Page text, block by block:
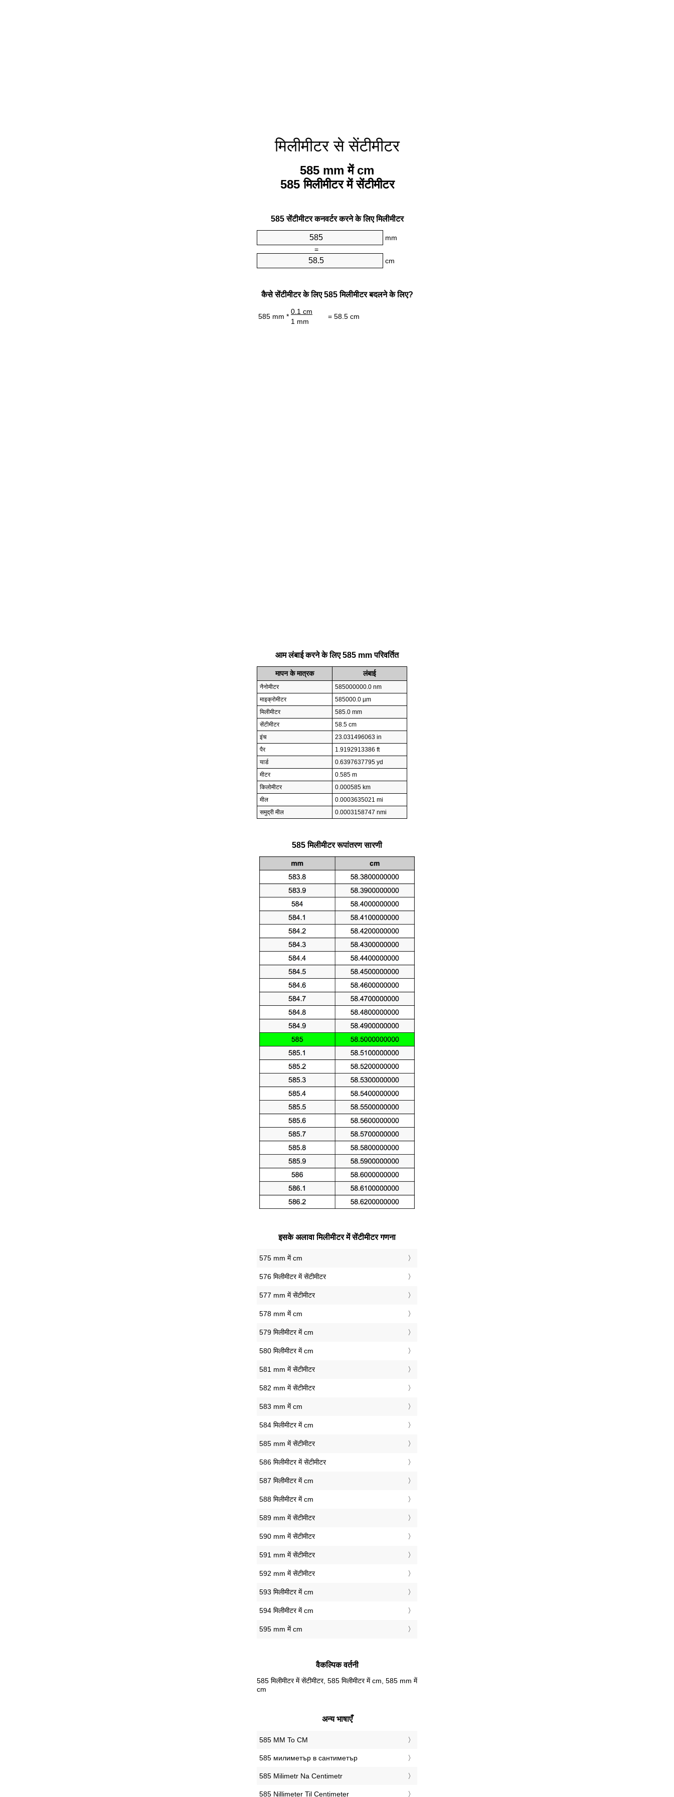
मिलीमीटर से सेंटीमीटर
585 mm में cm
585 मिलीमीटर में सेंटीमीटर
585 सेंटीमीटर कनवर्टर करने के लिए मिलीमीटर
mm
=
cm
कैसे सेंटीमीटर के लिए 585 मिलीमीटर बदलने के लिए?
585 mm *
0.1 cm
= 58.5 cm
1 mm
आम लंबाई करने के लिए 585 mm परिवर्तित
मापन के मात्रक लंबाई
नैनोमीटर
585000000.0 nm
माइक्रोमीटर
585000.0 µm
मिलीमीटर
585.0 mm
सेंटीमीटर
58.5 cm
इंच
23.031496063 in
पैर
1.9192913386 ft
यार्ड
0.6397637795 yd
मीटर
0.585 m
किलोमीटर
0.000585 km
मील
0.0003635021 mi
समुद्री मील
0.0003158747 nmi
585 मिलीमीटर रूपांतरण सारणी
इसके अलावा मिलीमीटर में सेंटीमीटर गणना
575 mm में cm
576 मिलीमीटर में सेंटीमीटर
577 mm में सेंटीमीटर
578 mm में cm
579 मिलीमीटर में cm
580 मिलीमीटर में cm
581 mm में सेंटीमीटर
582 mm में सेंटीमीटर
583 mm में cm
584 मिलीमीटर में cm
585 mm में सेंटीमीटर
586 मिलीमीटर में सेंटीमीटर
587 मिलीमीटर में cm
588 मिलीमीटर में cm
589 mm में सेंटीमीटर
590 mm में सेंटीमीटर
591 mm में सेंटीमीटर
592 mm में सेंटीमीटर
593 मिलीमीटर में cm
594 मिलीमीटर में cm
595 mm में cm
वैकल्पिक वर्तनी
585 मिलीमीटर में सेंटीमीटर, 585 मिलीमीटर में cm, 585 mm में
cm
अन्य भाषाएँ
‎585 MM To CM
‎585 милиметър в сантиметър
‎585 Milimetr Na Centimetr
‎585 Nillimeter Til Centimeter